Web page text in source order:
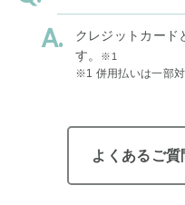
クレジットカード
す。
※1
※1 併用払いは一部
よくあるご